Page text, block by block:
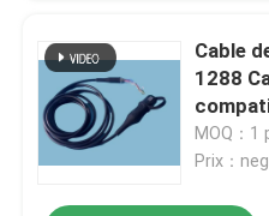
Cable
1288
MOQ：1
Prix：